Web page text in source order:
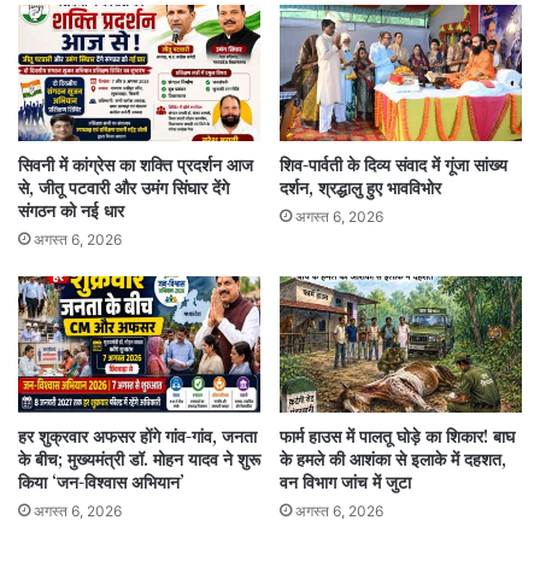
सिवनी में कांग्रेस का शक्ति प्रदर्शन आज
से, जीतू पटवारी और उमंग सिंघार देंगे
संगठन को नई धार
अगस्त 6, 2026
शिव-पार्वती के दिव्य संवाद में गूंजा सांख्य
दर्शन, श्रद्धालु हुए भावविभोर
अगस्त 6, 2026
हर शुक्रवार अफसर होंगे गांव-गांव, जनता
के बीच; मुख्यमंत्री डॉ. मोहन यादव ने शुरू
किया ‘जन-विश्वास अभियान’
अगस्त 6, 2026
फार्म हाउस में पालतू घोड़े का शिकार! बाघ
के हमले की आशंका से इलाके में दहशत,
वन विभाग जांच में जुटा
अगस्त 6, 2026